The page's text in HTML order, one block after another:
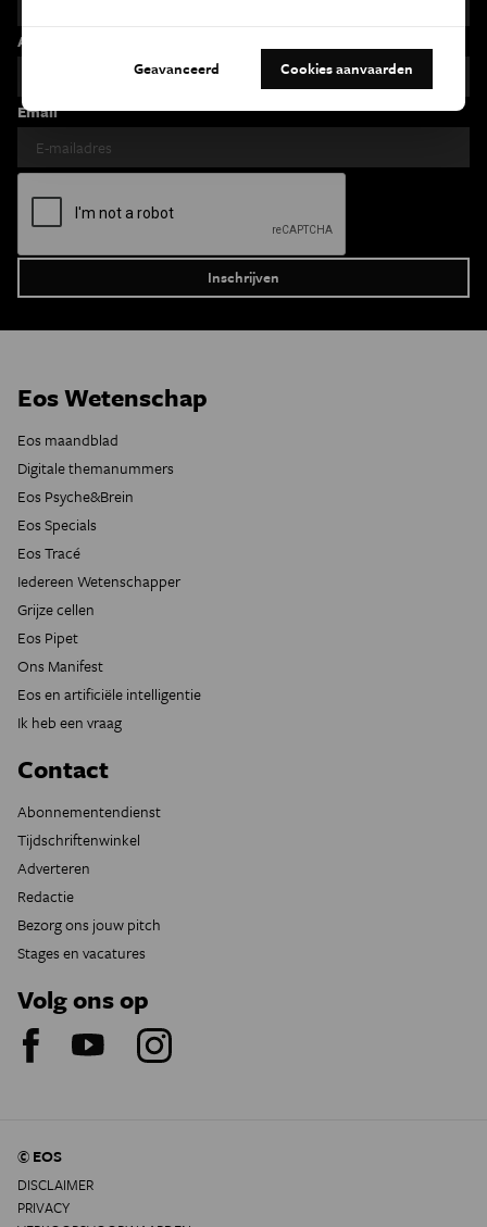
Achternaam
Email
Eos Wetenschap
Eos maandblad
Digitale themanummers
Eos Psyche&Brein
Eos Specials
Eos Tracé
Iedereen Wetenschapper
Grijze cellen
Eos Pipet
Ons Manifest
Eos en artificiële intelligentie
Ik heb een vraag
Contact
Abonnementendienst
Tijdschriftenwinkel
Adverteren
Redactie
Bezorg ons jouw pitch
Stages en vacatures
Volg ons op
© EOS
DISCLAIMER
PRIVACY
Geavanceerd Cookies aanvaarden